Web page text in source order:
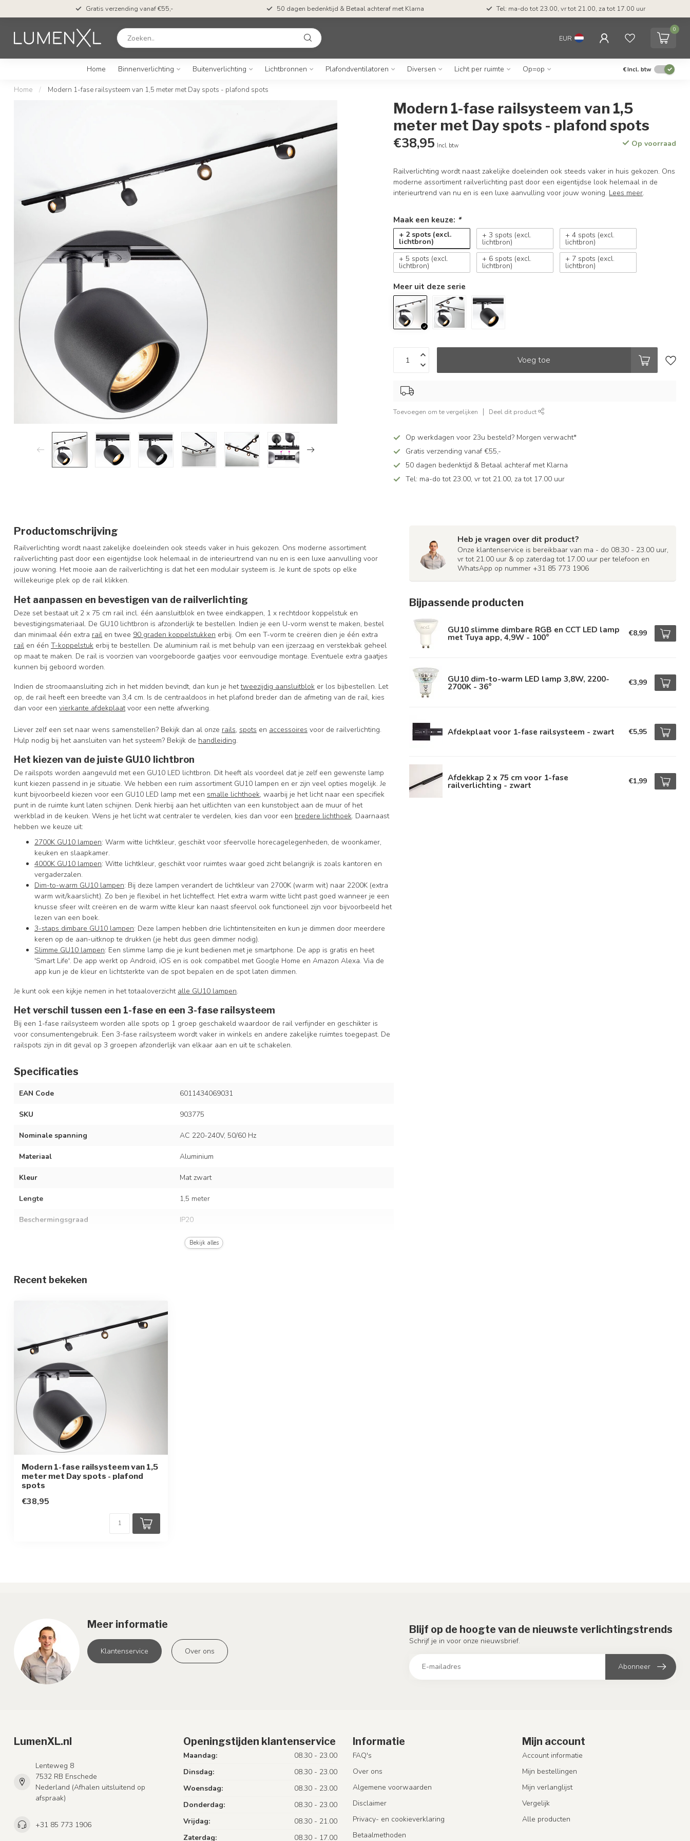
Gratis verzending vanaf €55,- 50 dagen bedenktijd & Betaal achteraf met Klarna Tel: ma-do tot 23.00, vr tot 21.00, za tot 17.00 uur
EUR
0
Home Binnenverlichting Buitenverlichting Lichtbronnen Plafondventilatoren Diversen Licht per ruimte Op=op €Incl. btw
Home / Modern 1-fase railsysteem van 1,5 meter met Day spots - plafond spots
Modern 1-fase railsysteem van 1,5
meter met Day spots - plafond spots
€38,95 Incl. btw Op voorraad
Railverlichting wordt naast zakelijke doeleinden ook steeds vaker in huis gekozen. Ons
moderne assortiment railverlichting past door een eigentijdse look helemaal in de
interieurtrend van nu en is een luxe aanvulling voor jouw woning. Lees meer.
Maak een keuze: *
+ 2 spots (excl.
lichtbron)
+ 3 spots (excl.
lichtbron)
+ 4 spots (excl.
lichtbron)
+ 5 spots (excl.
lichtbron)
+ 6 spots (excl.
lichtbron)
+ 7 spots (excl.
lichtbron)
Meer uit deze serie
Voeg toe
Toevoegen om te vergelijken Deel dit product
Op werkdagen voor 23u besteld? Morgen verwacht*
Gratis verzending vanaf €55,-
50 dagen bedenktijd & Betaal achteraf met Klarna
Tel: ma-do tot 23.00, vr tot 21.00, za tot 17.00 uur
Productomschrijving
Railverlichting wordt naast zakelijke doeleinden ook steeds vaker in huis gekozen. Ons moderne assortiment
railverlichting past door een eigentijdse look helemaal in de interieurtrend van nu en is een luxe aanvulling voor
jouw woning. Het mooie aan de railverlichting is dat het een modulair systeem is. Je kunt de spots op elke
willekeurige plek op de rail klikken.
Het aanpassen en bevestigen van de railverlichting
Deze set bestaat uit 2 x 75 cm rail incl. één aansluitblok en twee eindkappen, 1 x rechtdoor koppelstuk en
bevestigingsmateriaal. De GU10 lichtbron is afzonderlijk te bestellen. Indien je een U-vorm wenst te maken, bestel
dan minimaal één extra rail en twee 90 graden koppelstukken erbij. Om een T-vorm te creëren dien je één extra
rail en één T-koppelstuk erbij te bestellen. De aluminium rail is met behulp van een ijzerzaag en verstekbak geheel
op maat te maken. De rail is voorzien van voorgeboorde gaatjes voor eenvoudige montage. Eventuele extra gaatjes
kunnen bij geboord worden.
Indien de stroomaansluiting zich in het midden bevindt, dan kun je hettweezijdig aansluitblok er los bijbestellen. Let
op, de rail heeft een breedte van 3,4 cm. Is de centraaldoos in het plafond breder dan de afmeting van de rail, kies
dan voor een vierkante afdekplaatvoor een nette afwerking.
Liever zelf een set naar wens samenstellen? Bekijk dan al onze rails, spots en accessoires voor de railverlichting.
Hulp nodig bij het aansluiten van het systeem? Bekijk de handleiding.
Het kiezen van de juiste GU10 lichtbron
De railspots worden aangevuld met een GU10 LED lichtbron. Dit heeft als voordeel dat je zelf een gewenste lamp
kunt kiezen passend in je situatie. We hebben een ruim assortiment GU10 lampen en er zijn veel opties mogelijk. Je
kunt bijvoorbeeld kiezen voor een GU10 LED lamp met een smalle lichthoek, waarbij je het licht naar een specifiek
punt in de ruimte kunt laten schijnen. Denk hierbij aan het uitlichten van een kunstobject aan de muur of het
werkblad in de keuken. Wens je het licht wat centraler te verdelen, kies dan voor een bredere lichthoek. Daarnaast
hebben we keuze uit:
2700K GU10 lampen: Warm witte lichtkleur, geschikt voor sfeervolle horecagelegenheden, de woonkamer,
keuken en slaapkamer.
4000K GU10 lampen: Witte lichtkleur, geschikt voor ruimtes waar goed zicht belangrijk is zoals kantoren en
vergaderzalen.
Dim-to-warm GU10 lampen: Bij deze lampen verandert de lichtkleur van 2700K (warm wit) naar 2200K (extra
warm wit/kaarslicht). Zo ben je flexibel in het lichteffect. Het extra warm witte licht past goed wanneer je een
knusse sfeer wilt creëren en de warm witte kleur kan naast sfeervol ook functioneel zijn voor bijvoorbeeld het
lezen van een boek.
3-staps dimbare GU10 lampen: Deze lampen hebben drie lichtintensiteiten en kun je dimmen door meerdere
keren op de aan-uitknop te drukken (je hebt dus geen dimmer nodig).
Slimme GU10 lampen: Een slimme lamp die je kunt bedienen met je smartphone. De app is gratis en heet
'Smart Life'. De app werkt op Android, iOS en is ook compatibel met Google Home en Amazon Alexa. Via de
app kun je de kleur en lichtsterkte van de spot bepalen en de spot laten dimmen.
Je kunt ook een kijkje nemen in het totaaloverzicht alle GU10 lampen.
Het verschil tussen een 1-fase en een 3-fase railsysteem
Bij een 1-fase railsysteem worden alle spots op 1 groep geschakeld waardoor de rail verfijnder en geschikter is
voor consumentengebruik. Een 3-fase railsysteem wordt vaker in winkels en andere zakelijke ruimtes toegepast. De
railspots zijn in dit geval op 3 groepen afzonderlijk van elkaar aan en uit te schakelen.
Specificaties
EAN Code 6011434069031
SKU 903775
Nominale spanning AC 220-240V, 50/60 Hz
Materiaal Aluminium
Kleur Mat zwart
Lengte 1,5 meter
Beschermingsgraad IP20
Bekijk alles
Heb je vragen over dit product?
Onze klantenservice is bereikbaar van ma - do 08.30 - 23.00 uur,
vr tot 21.00 uur & op zaterdag tot 17.00 uur per telefoon en
WhatsApp op nummer +31 85 773 1906
Bijpassende producten
GU10 slimme dimbare RGB en CCT LED lamp
met Tuya app, 4,9W - 100° €8,99
GU10 dim-to-warm LED lamp 3,8W, 2200-
2700K - 36° €3,99
Afdekplaat voor 1-fase railsysteem - zwart €5,95
Afdekkap 2 x 75 cm voor 1-fase
railverlichting - zwart €1,99
Recent bekeken
Modern 1-fase railsysteem van 1,5
meter met Day spots - plafond
spots
€38,95
Meer informatie
Klantenservice Over ons
Blijf op de hoogte van de nieuwste verlichtingstrends
Schrijf je in voor onze nieuwsbrief.
Abonneer
LumenXL.nl
Lenteweg 8
7532 RB Enschede
Nederland (Afhalen uitsluitend op
afspraak)
+31 85 773 1906
Openingstijden klantenservice
Maandag:
08.30 - 23.00
Dinsdag:
08.30 - 23.00
Woensdag:
08.30 - 23.00
Donderdag:
08.30 - 23.00
Vrijdag:
08.30 - 21.00
Zaterdag:
08.30 - 17.00
Informatie
FAQ's
Over ons
Algemene voorwaarden
Disclaimer
Privacy- en cookieverklaring
Betaalmethoden
Mijn account
Account informatie
Mijn bestellingen
Mijn verlanglijst
Vergelijk
Alle producten